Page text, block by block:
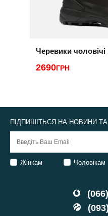
Черевики
2690ГРН
ПІДПИШІТЬСЯ НА НОВИНИ
Жінкам Чоловікам